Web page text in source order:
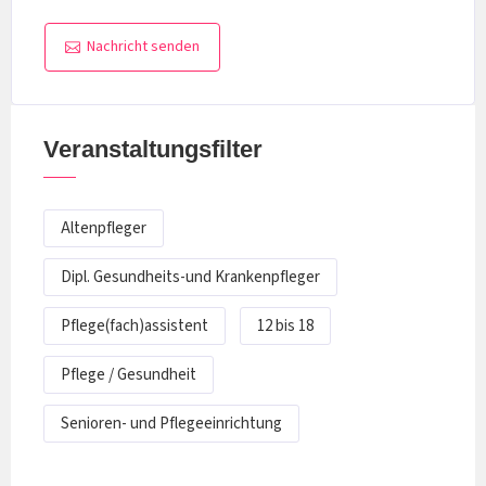
Nachricht senden
Veranstaltungsfilter
Altenpfleger
Dipl. Gesundheits-und Krankenpfleger
Pflege(fach)assistent 12 bis 18
Pflege / Gesundheit
Senioren- und Pflegeeinrichtung